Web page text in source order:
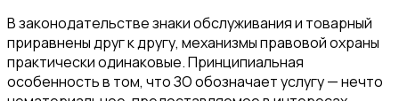
В законодательстве знаки обслуживания и товарный
приравнены друг к другу, механизмы правовой охраны
практически одинаковые. Принципиальная
особенность в том, что ЗО обозначает услугу — нечто